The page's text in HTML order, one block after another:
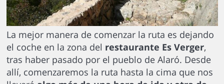
La mejor manera de comenzar la ruta es dejando
el coche en la zona del restaurante Es Verger,
tras haber pasado por el pueblo de Alaró. Desde
allí, comenzaremos la ruta hasta la cima que nos